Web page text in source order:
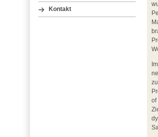
Kontakt
of